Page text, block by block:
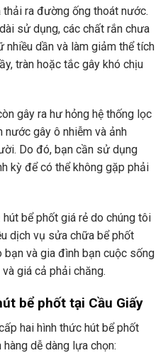
thải ra đường ống thoát nước.
sử dụng, các chất rắn chưa
dần và làm giảm thể tích
tràn hoặc tắc gây khó chịu
gây ra hư hỏng hệ thống lọc
nước gây ô nhiễm và ảnh
Do đó, bạn cần sử dụng
kỳ để có thể không gặp phải
bể phốt giá rẻ do chúng tôi
dịch vụ sửa chữa bể phốt
bạn và gia đình bạn cuộc sống
giá cả phải chăng.
bể phốt tại Cầu Giấy
hai hình thức hút bể phốt
dễ dàng lựa chọn: